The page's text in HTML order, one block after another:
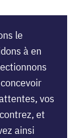
le
à en
vos
et
ainsi